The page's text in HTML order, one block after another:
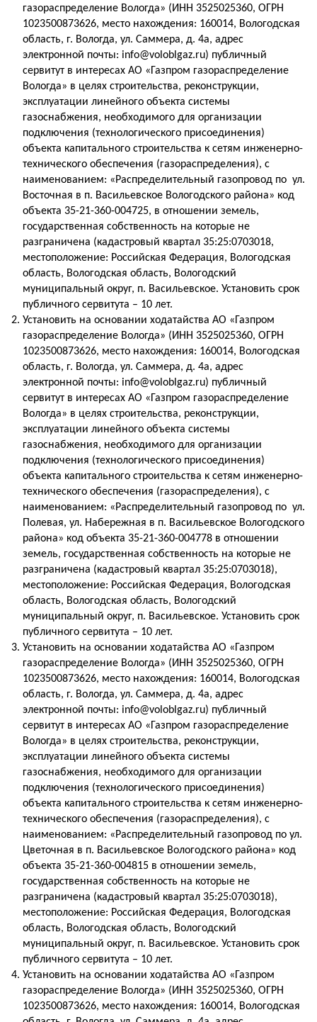
газораспределение Вологда» (ИНН 3525025360, ОГРН
1023500873626, место нахождения: 160014, Вологодская
область, г. Вологда, ул. Саммера, д. 4а, адрес
электронной почты: info@voloblgaz.ru) публичный
сервитут в интересах АО «Газпром газораспределение
Вологда» в целях строительства, реконструкции,
эксплуатации линейного объекта системы
газоснабжения, необходимого для организации
подключения (технологического присоединения)
объекта капитального строительства к сетям инженерно-
технического обеспечения (газораспределения), с
наименованием: «Распределительный газопровод по ул.
Восточная в п. Васильевское Вологодского района» код
объекта 35-21-360-004725, в отношении земель,
государственная собственность на которые не
разграничена (кадастровый квартал 35:25:0703018,
местоположение: Российская Федерация, Вологодская
область, Вологодская область, Вологодский
муниципальный округ, п. Васильевское. Установить срок
публичного сервитута – 10 лет.
Установить на основании ходатайства АО «Газпром
газораспределение Вологда» (ИНН 3525025360, ОГРН
1023500873626, место нахождения: 160014, Вологодская
область, г. Вологда, ул. Саммера, д. 4а, адрес
электронной почты: info@voloblgaz.ru) публичный
сервитут в интересах АО «Газпром газораспределение
Вологда» в целях строительства, реконструкции,
эксплуатации линейного объекта системы
газоснабжения, необходимого для организации
подключения (технологического присоединения)
объекта капитального строительства к сетям инженерно-
технического обеспечения (газораспределения), с
наименованием: «Распределительный газопровод по ул.
Полевая, ул. Набережная в п. Васильевское Вологодского
района» код объекта 35-21-360-004778 в отношении
земель, государственная собственность на которые не
разграничена (кадастровый квартал 35:25:0703018),
местоположение: Российская Федерация, Вологодская
область, Вологодская область, Вологодский
муниципальный округ, п. Васильевское. Установить срок
публичного сервитута – 10 лет.
Установить на основании ходатайства АО «Газпром
газораспределение Вологда» (ИНН 3525025360, ОГРН
1023500873626, место нахождения: 160014, Вологодская
область, г. Вологда, ул. Саммера, д. 4а, адрес
электронной почты: info@voloblgaz.ru) публичный
сервитут в интересах АО «Газпром газораспределение
Вологда» в целях строительства, реконструкции,
эксплуатации линейного объекта системы
газоснабжения, необходимого для организации
подключения (технологического присоединения)
объекта капитального строительства к сетям инженерно-
технического обеспечения (газораспределения), с
наименованием: «Распределительный газопровод по ул.
Цветочная в п. Васильевское Вологодского района» код
объекта 35-21-360-004815 в отношении земель,
государственная собственность на которые не
разграничена (кадастровый квартал 35:25:0703018),
местоположение: Российская Федерация, Вологодская
область, Вологодская область, Вологодский
муниципальный округ, п. Васильевское. Установить срок
публичного сервитута – 10 лет.
Установить на основании ходатайства АО «Газпром
газораспределение Вологда» (ИНН 3525025360, ОГРН
1023500873626, место нахождения: 160014, Вологодская